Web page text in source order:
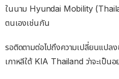
ในนาม Hyundai Mobility
ตนเองเช่นกัน
รอติดตามต่อไปถึงความเปลี่ยนแป
เกาหลีใต้ KIA Thailand ว่าจะเป็น